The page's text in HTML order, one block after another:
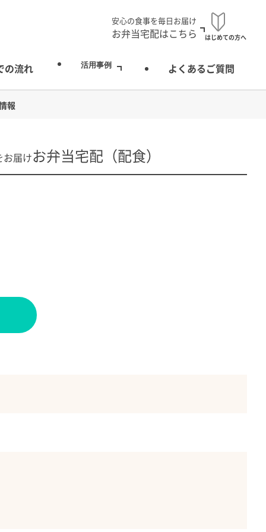
安心の食事を毎日お届け
お弁当宅配はこちら はじめての方へ
の流れ 活用事例 よくあるご質問
報
お届けお弁当宅配（配食）